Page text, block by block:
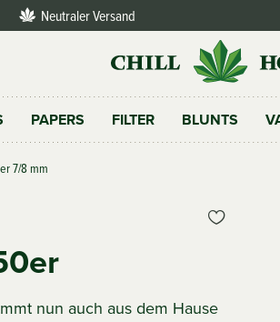
Neutraler Versand
PAPERS FILTER BLUNTS
7/8 mm
nun auch aus dem Hause